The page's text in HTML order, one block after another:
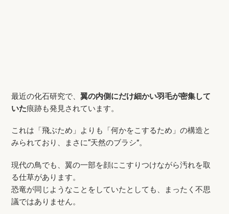
最近の化石研究で、翼の内側にだけ細かい羽毛が密集して
いた痕跡も発見されています。
これは「飛ぶため」よりも「何かをこするため」の構造と
みられており、まさに“天然のブラシ”。
現代の鳥でも、翼の一部を顔にこすりつけながら汚れを取
る仕草があります。
恐竜が同じようなことをしていたとしても、まったく不思
議ではありません。